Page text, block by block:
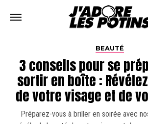
BEAUTÉ
3 conseils pour se
sortir en boîte :
de votre visage et de
Préparez-vous à briller en soirée avec